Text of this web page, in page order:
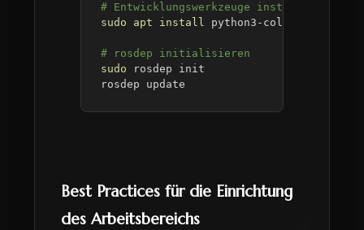
# Entwicklungswerkzeuge installieren
sudo
apt install
# rosdep initialisieren
sudo
rosdep update
Best Practices für die Einrichtung
des Arbeitsbereichs